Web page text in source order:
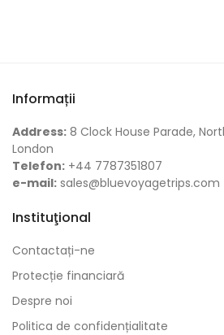
Informații
Address: 8 Clock House Parade,
London
Telefon: +44 7787351807
e-mail: sales@bluevoyagetrips.com
Instituţional
Contactați-ne
Protecție financiară
Despre noi
Politica de confidențialitate